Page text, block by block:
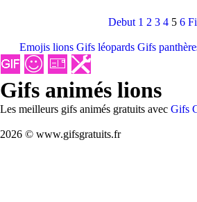
Debut 1 2 3 4 5 6
Emojis lions Gifs léopards Gifs
Gifs animés lions
Les meilleurs gifs animés gratuits avec Gifs
2026 © www.gifsgratuits.fr